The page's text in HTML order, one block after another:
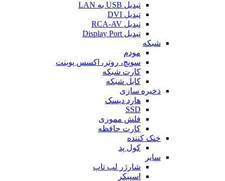
تبدیل USB به LAN
تبدیل DVI
تبدیل RCA-AV
تبدیل Display Port
شبکه
مودم
سویچ، روتر، اکسس پوینت
کارت شبکه
کابل شبکه
ذخیره سازی
هارد دیسک
SSD
فلش مموری
کارت حافظه
خنک کننده
کول پد
سایر
شارژر لپ تاپ
اسپیکر